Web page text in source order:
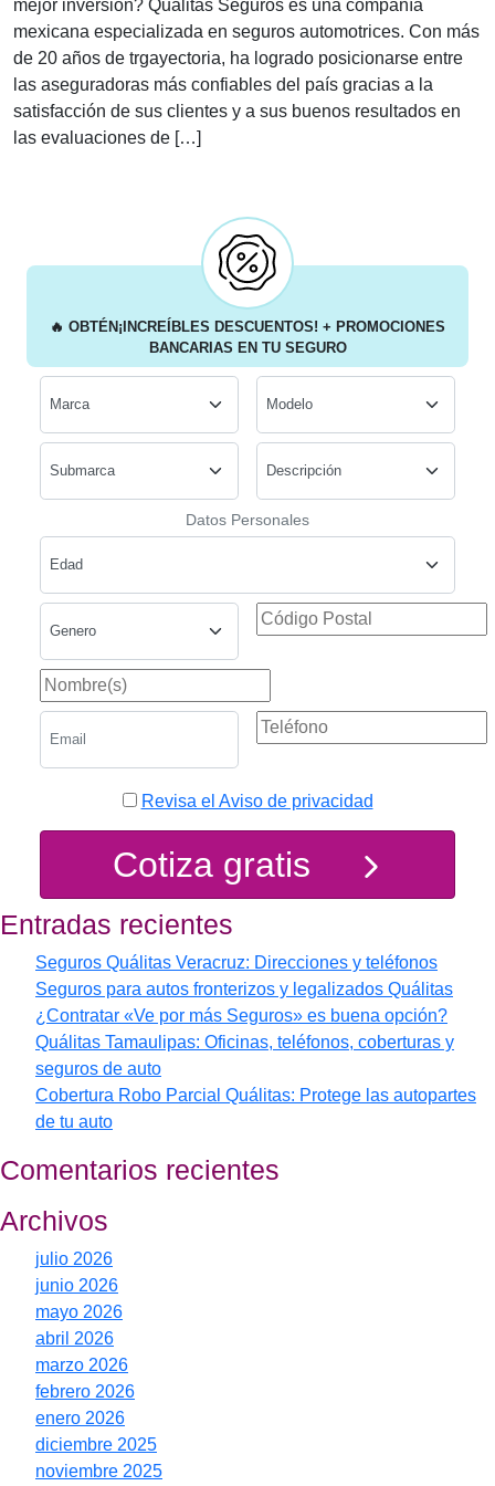
mejor inversión? Quálitas Seguros es una compañía
mexicana especializada en seguros automotrices. Con más
de 20 años de trgayectoria, ha logrado posicionarse entre
las aseguradoras más confiables del país gracias a la
satisfacción de sus clientes y a sus buenos resultados en
las evaluaciones de […]
🔥 OBTÉN¡INCREÍBLES DESCUENTOS! + PROMOCIONES
BANCARIAS EN TU SEGURO
Datos Personales
Revisa el Aviso de privacidad
Cotiza gratis
Entradas recientes
Seguros Quálitas Veracruz: Direcciones y teléfonos
Seguros para autos fronterizos y legalizados Quálitas
¿Contratar «Ve por más Seguros» es buena opción?
Quálitas Tamaulipas: Oficinas, teléfonos, coberturas y
seguros de auto
Cobertura Robo Parcial Quálitas: Protege las autopartes
de tu auto
Comentarios recientes
Archivos
julio 2026
junio 2026
mayo 2026
abril 2026
marzo 2026
febrero 2026
enero 2026
diciembre 2025
noviembre 2025